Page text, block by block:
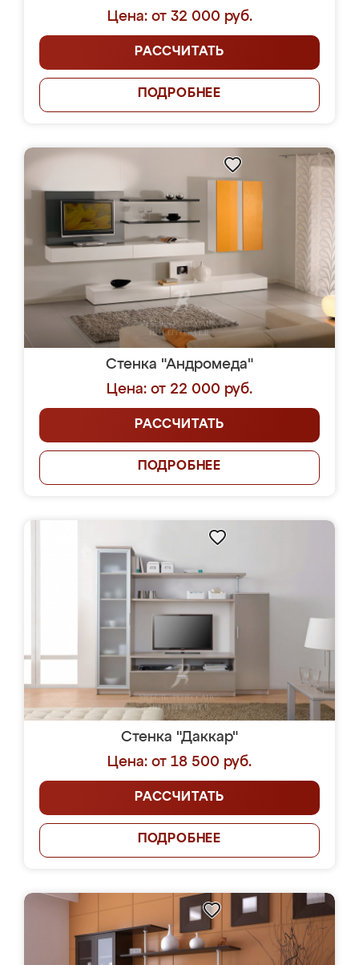
Цена: от 32 000 руб.
РАССЧИТАТЬ
ПОДРОБНЕЕ
Стенка "Андромеда"
Цена: от 22 000 руб.
РАССЧИТАТЬ
ПОДРОБНЕЕ
Стенка "Даккар"
Цена: от 18 500 руб.
РАССЧИТАТЬ
ПОДРОБНЕЕ